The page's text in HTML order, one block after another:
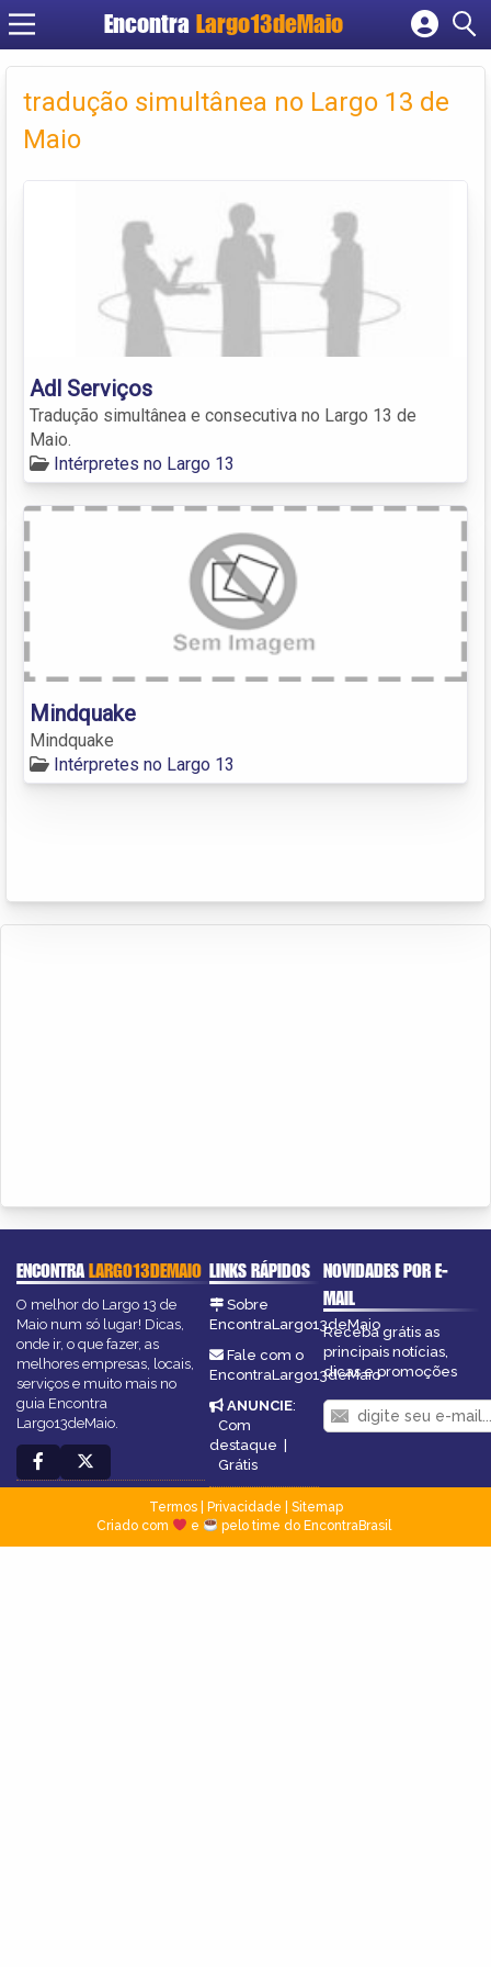
Encontra Largo13deMaio
Cadastrar empresa
Criar conta
tradução simultânea no Largo 13 de
Maio
Adl Serviços
Tradução simultânea e consecutiva no Largo 13 de
Maio.
Intérpretes no Largo 13
Mindquake
Mindquake
Intérpretes no Largo 13
ENCONTRALARGO13DEMAIO
O melhor do Largo 13 de
Maio num só lugar! Dicas,
onde ir, o que fazer, as
melhores empresas, locais,
serviços e muito mais no
guia Encontra
Largo13deMaio.
LINKS RÁPIDOS
Sobre
EncontraLargo13deMaio
Fale com o
EncontraLargo13deMaio
ANUNCIE:
Com
destaque |
Grátis
NOVIDADES POR E-
MAIL
Receba grátis as
principais notícias,
dicas e promoções
Termos| Privacidade
Sitemap
Criado com
e pelo time do EncontraBrasil